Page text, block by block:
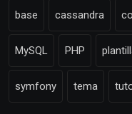
base cassandra
MySQL PHP
symfony tema